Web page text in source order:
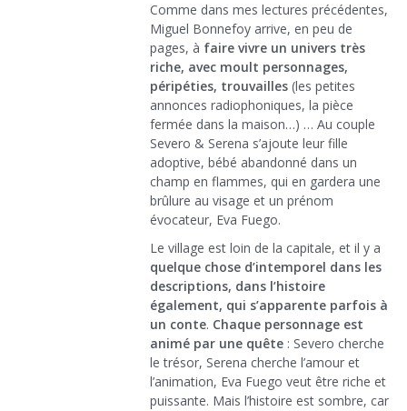
Comme dans mes lectures précédentes,
Miguel Bonnefoy arrive, en peu de
pages, à faire vivre un univers très
riche, avec moult personnages,
péripéties, trouvailles (les petites
annonces radiophoniques, la pièce
fermée dans la maison…) … Au couple
Severo & Serena s’ajoute leur fille
adoptive, bébé abandonné dans un
champ en flammes, qui en gardera une
brûlure au visage et un prénom
évocateur, Eva Fuego.
Le village est loin de la capitale, et il y a
quelque chose d’intemporel dans les
descriptions, dans l’histoire
également, qui s’apparente parfois à
un conte. Chaque personnage est
animé par une quête : Severo cherche
le trésor, Serena cherche l’amour et
l’animation, Eva Fuego veut être riche et
puissante. Mais l’histoire est sombre, car